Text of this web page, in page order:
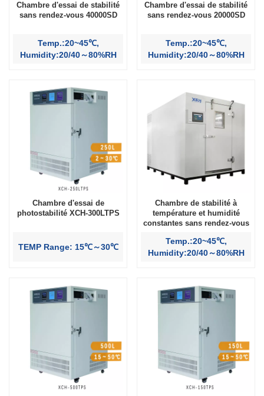
Chambre d'essai de stabilité
sans rendez-vous 40000SD
Temp.:20~45℃,
Humidity:20/40～80%RH
Chambre d'essai de stabilité
sans rendez-vous 20000SD
Temp.:20~45℃,
Humidity:20/40～80%RH
Chambre d'essai de
photostabilité XCH-300LTPS
TEMP Range: 15℃～30℃
Chambre de stabilité à
température et humidité
constantes sans rendez-vous
Temp.:20~45℃,
Humidity:20/40～80%RH